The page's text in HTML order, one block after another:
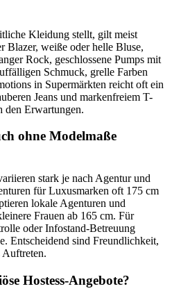
Kleidung stellt, gilt meist
Blazer, weiße oder helle Bluse,
Rock, geschlossene Pumps mit
Schmuck, grelle Farben
in Supermärkten reicht oft ein
Jeans und markenfreiem T-
den Erwartungen.
ohne Modelmaße
stark je nach Agentur und
für Luxusmarken oft 175 cm
lokale Agenturen und
Frauen ab 165 cm. Für
oder Infostand-Betreuung
Entscheidend sind Freundlichkeit,
Auftreten.
Hostess-Angebote?